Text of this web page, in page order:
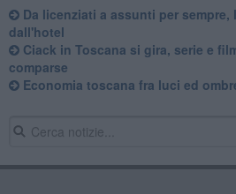
Da licenziati a assunti per sempre,
dall'hotel
Ciack in Toscana si gira, serie e
comparse
Economia toscana fra luci ed